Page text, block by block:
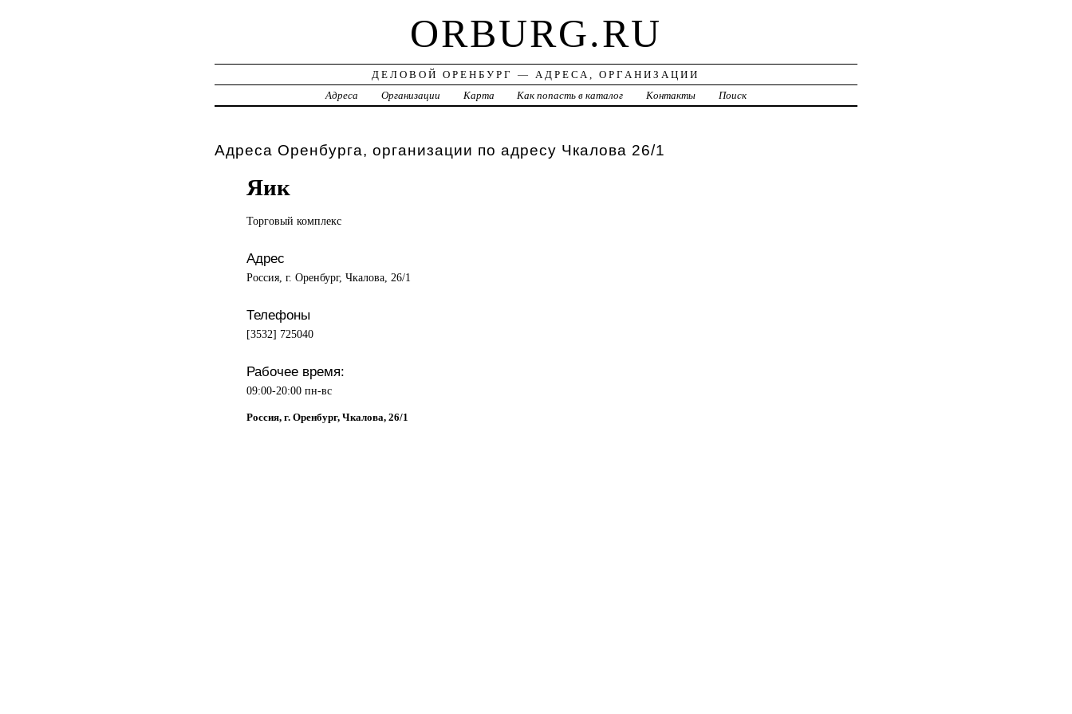
ORBURG.RU
ДЕЛОВОЙ ОРЕНБУРГ — АДРЕСА, ОРГАНИЗАЦИИ
Адреса
Организации Карта Как попасть в каталог Контакты Поиск
Адреса Оренбурга, организации по адресу Чкалова 26/1
Яик
Торговый комплекс
Адрес
Россия, г. Оренбург, Чкалова, 26/1
Телефоны
[3532] 725040
Рабочее время:
09:00-20:00 пн-вс
Россия, г. Оренбург, Чкалова, 26/1